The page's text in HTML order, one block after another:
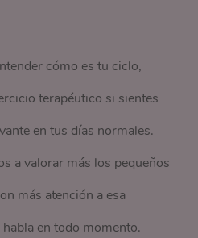
cómo es tu ciclo,
terapéutico si sientes
en tus días normales.
a valorar más los pequeños
más atención a esa
en todo momento.